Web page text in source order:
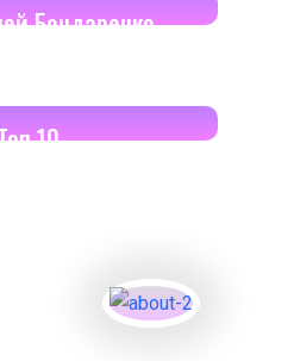
Бондаренко
10